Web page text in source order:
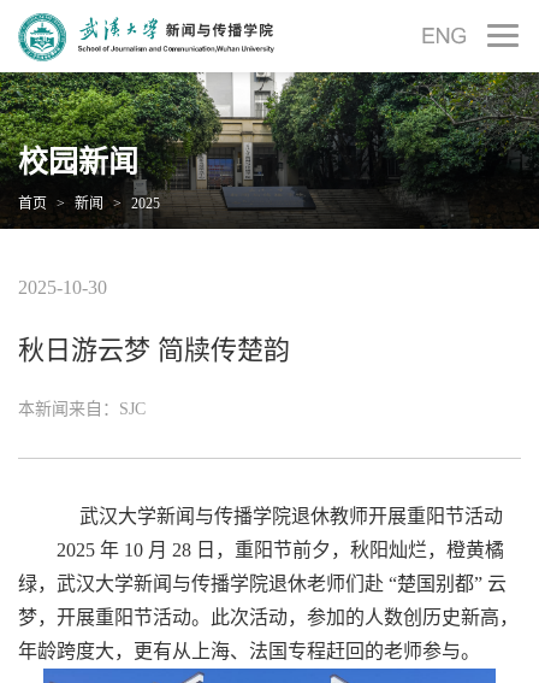
校园新闻
首页 > 新闻 > 2025
2025-10-30
秋日游云梦 简牍传楚韵
本新闻来自：SJC
武汉大学新闻与传播学院退休教师开展重阳节活动
2025 年 10 月 28 日，重阳节前夕，秋阳灿烂，橙黄橘
绿，武汉大学新闻与传播学院退休老师们赴 “楚国别都” 云
梦，开展重阳节活动。此次活动，参加的人数创历史新高，
年龄跨度大，更有从上海、法国专程赶回的老师参与。